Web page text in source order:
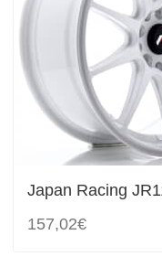
Japan Racing
157,02€